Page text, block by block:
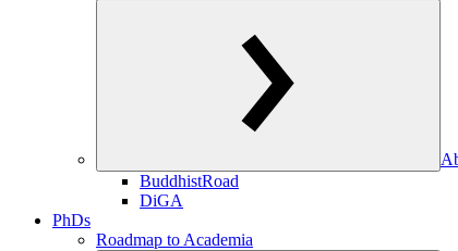
BuddhistRoad
DiGA
PhDs
Roadmap to Academia